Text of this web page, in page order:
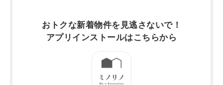
おトクな新着物件を 見逃さないで！
アプリインストールはこちらから